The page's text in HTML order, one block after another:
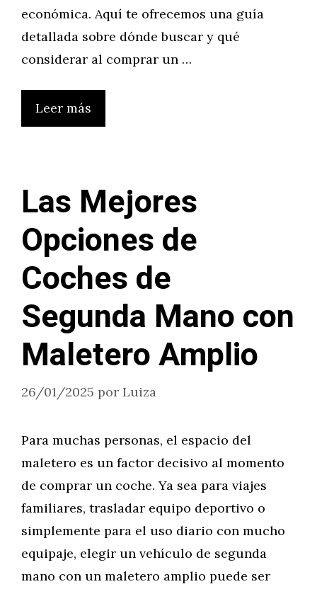
económica. Aquí te ofrecemos una guía
detallada sobre dónde buscar y qué
considerar al comprar un …
Leer más
Las Mejores
Opciones de
Coches de
Segunda Mano con
Maletero Amplio
26/01/2025 por Luiza
Para muchas personas, el espacio del
maletero es un factor decisivo al momento
de comprar un coche. Ya sea para viajes
familiares, trasladar equipo deportivo o
simplemente para el uso diario con mucho
equipaje, elegir un vehículo de segunda
mano con un maletero amplio puede ser